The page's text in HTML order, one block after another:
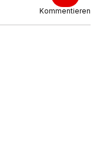
Kommentieren